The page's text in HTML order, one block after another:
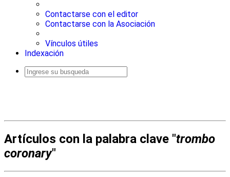
Contactarse con el editor
Contactarse con la Asociación
Vínculos útiles
Indexación
Artículos con la palabra clave "trombo
coronary"